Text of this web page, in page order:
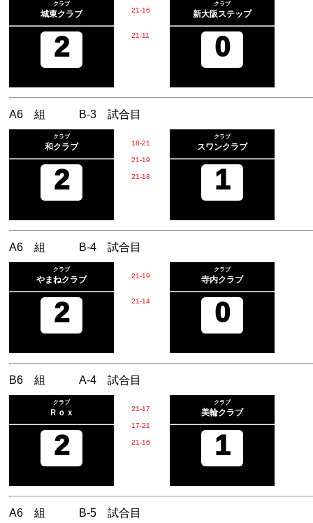
クラブ
城東クラブ
2
21-16
21-11
クラブ
新大阪ステップ
0
A6 組 B-3 試合目
クラブ
和クラブ
2
18-21
21-19
21-18
クラブ
スワンクラブ
1
A6 組 B-4 試合目
クラブ
やまねクラブ
2
21-19
21-14
クラブ
寺内クラブ
0
B6 組 A-4 試合目
クラブ
Ｒｏｘ
2
21-17
17-21
21-16
クラブ
美輪クラブ
1
A6 組 B-5 試合目